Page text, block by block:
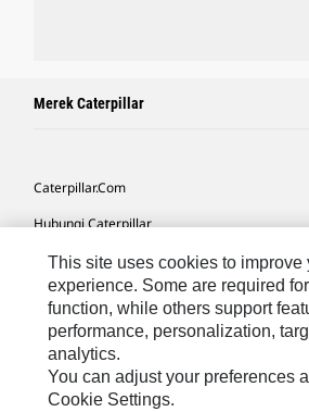
Merek Caterpillar
Caterpillar.com
Hubungi Caterpillar
Preferensi Pemasaran Saya
Peta Situs
Cookie Settings
Hukum
Privasi
This site uses cookies to improve
experience. Some are required
function, while others support
performance, personalization,
analytics.
You can adjust your preferences
Cookie Settings.